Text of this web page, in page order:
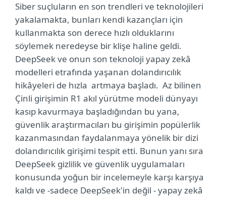
Siber suçluların en son trendleri ve teknolojileri
yakalamakta, bunları kendi kazançları için
kullanmakta son derece hızlı olduklarını
söylemek neredeyse bir klişe haline geldi.
DeepSeek ve onun son teknoloji yapay zekâ
modelleri etrafında yaşanan dolandırıcılık
hikâyeleri de hızla artmaya başladı. Az bilinen
Çinli girişimin R1 akıl yürütme modeli dünyayı
kasıp kavurmaya başladığından bu yana,
güvenlik araştırmacıları bu girişimin popülerlik
kazanmasından faydalanmaya yönelik bir dizi
dolandırıcılık girişimi tespit etti. Bunun yanı sıra
DeepSeek gizlilik ve güvenlik uygulamaları
konusunda yoğun bir incelemeyle karşı karşıya
kaldı ve -sadece DeepSeek'in değil - yapay zekâ